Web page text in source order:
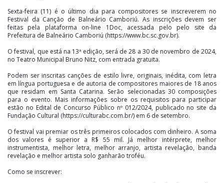
Sexta-feira (11) é o último dia para compositores se inscreverem no
Festival da Canção de Balneário Camboriú. As inscrições devem ser
feitas pela plataforma on-line 1Doc, acessada pelo pelo site da
Prefeitura de Balneário Camboriú (https://www.bc.sc.gov.br).
O festival, que está na 13ª edição, será de 28 a 30 de novembro de 2024,
no Teatro Municipal Bruno Nitz, com entrada gratuita.
Podem ser inscritas canções de estilo livre, originais, inédita, com letra
em língua portuguesa e de autoria de compositores maiores de 18 anos
que residam em Santa Catarina. Serão selecionadas 30 composições
para o evento. Mais informações sobre os requisitos para participar
estão no Edital de Concurso Público nº 012/2024, publicado no site da
Fundação Cultural (https://culturabc.com.br/) em 6 de setembro.
O festival vai premiar os três primeiros colocados com dinheiro. A soma
dos valores é superior a R$ 55 mil. Já melhor intérprete, melhor
instrumentista, melhor letra, melhor arranjo, artista revelação, banda
revelação e melhor artista solo ganharão troféu.
Como se inscrever: